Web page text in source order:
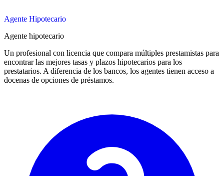
Agente Hipotecario
Agente hipotecario
Un profesional con licencia que compara múltiples prestamistas para
encontrar las mejores tasas y plazos hipotecarios para los
prestatarios. A diferencia de los bancos, los agentes tienen acceso a
docenas de opciones de préstamos.